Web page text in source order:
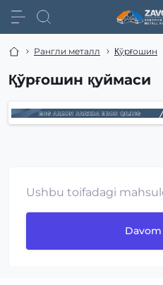
Рангли металл Қўрғошин
Қўрғошин қуймаси
Ushbu toifadagi